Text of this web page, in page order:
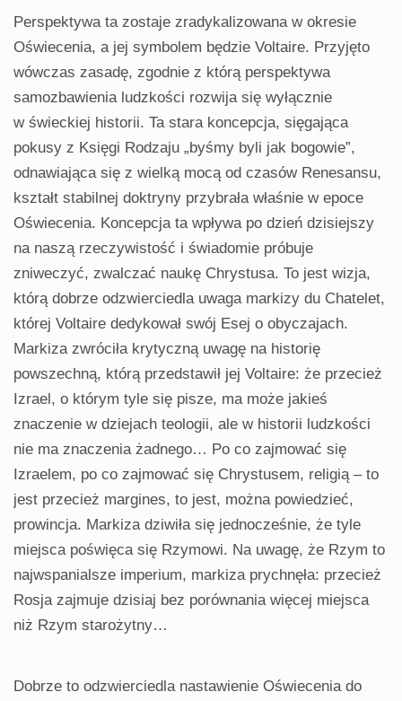
Perspektywa ta zostaje zradykalizowana w okresie
Oświecenia, a jej symbolem będzie Voltaire. Przyjęto
wówczas zasadę, zgodnie z którą perspektywa
samozbawienia ludzkości rozwija się wyłącznie
w świeckiej historii. Ta stara koncepcja, sięgająca
pokusy z Księgi Rodzaju „byśmy byli jak bogowie”,
odnawiająca się z wielką mocą od czasów Renesansu,
kształt stabilnej doktryny przybrała właśnie w epoce
Oświecenia. Koncepcja ta wpływa po dzień dzisiejszy
na naszą rzeczywistość i świadomie próbuje
zniweczyć, zwalczać naukę Chrystusa. To jest wizja,
którą dobrze odzwierciedla uwaga markizy du Chatelet,
której Voltaire dedykował swój Esej o obyczajach.
Markiza zwróciła krytyczną uwagę na historię
powszechną, którą przedstawił jej Voltaire: że przecież
Izrael, o którym tyle się pisze, ma może jakieś
znaczenie w dziejach teologii, ale w historii ludzkości
nie ma znaczenia żadnego… Po co zajmować się
Izraelem, po co zajmować się Chrystusem, religią – to
jest przecież margines, to jest, można powiedzieć,
prowincja. Markiza dziwiła się jednocześnie, że tyle
miejsca poświęca się Rzymowi. Na uwagę, że Rzym to
najwspanialsze imperium, markiza prychnęła: przecież
Rosja zajmuje dzisiaj bez porównania więcej miejsca
niż Rzym starożytny…
Dobrze to odzwierciedla nastawienie Oświecenia do